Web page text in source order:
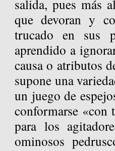
salida, pues más
que devoran y
trucado en sus
aprendido a
causa o atributos
supone una
un juego de
conformarse «con
para los
ominosos